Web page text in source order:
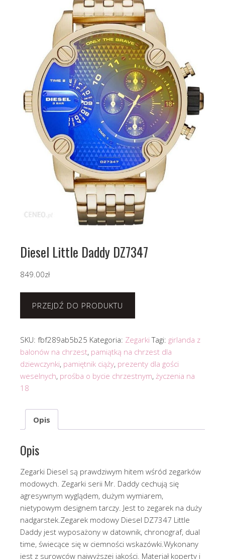
Diesel Little Daddy DZ7347
849.00zł
PRZEJDŹ DO PRODUKTU
SKU: fbf289ab5b25 Kategoria: Zegarki Tagi: girlanda z
balonów na chrzest, pamiątką na chrzest dla
dziewczynki, pamiętnik ciąży, prezenty dla gości
weselnych, prośba o bycie chrzestnym, życzenia na
18
Opis
Opis
Zegarki Diesel są prawdziwym hitem wśród zegarków
modowych. Zegarki serii Mr. Daddy cechują się
agresywnym wyglądem, dużym wymiarem,
nietypowym designem tarczy. Jest to zegarek na duży
nadgarstek.Zegarek modowy Diesel DZ7347 Little
Daddy jest wyposażony w datownik, chronograf, dual
time, świecące się w ciemności wskazówki.Wykonany
jest z surowców najwyższej jakości. Materiał koperty i